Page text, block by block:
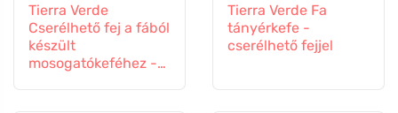
Tierra Verde
Cserélhető fej a fából
készült
mosogatókeféhez -
Tierra Verde Fa
tányérkefe -
cserélhető fejjel